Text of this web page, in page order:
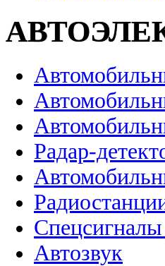
Радар-
Автозвук